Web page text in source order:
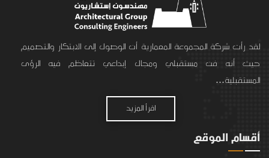
لقد رأت شركة المجموعة المعمارية أن الوصول إلى الابتكار والتصميم
حيث أنه فن مستقبلي ومجال إبداعي تتعاظم فيه الرؤى
المستقبلية…
اقرأ المزيد
أقسام الموقع